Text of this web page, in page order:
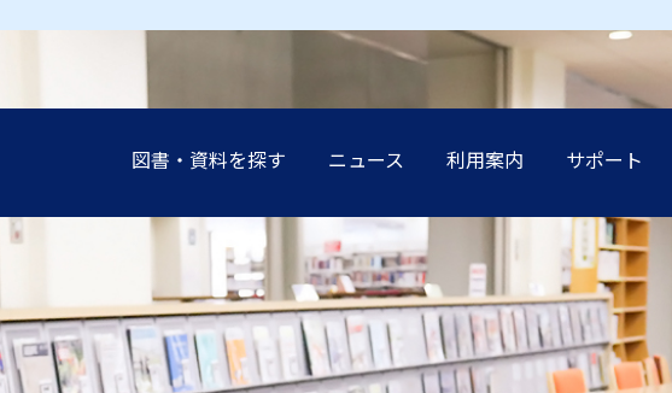
図書・資料を探す
めて検索）
ニュース 利用案内 サポート
レンス）の